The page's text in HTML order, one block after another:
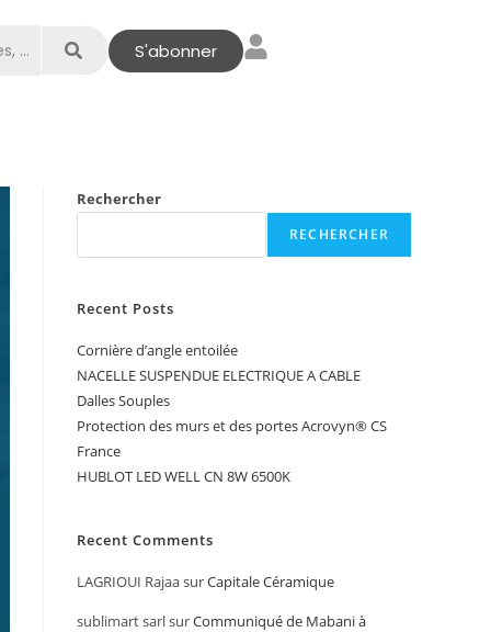
S'abonner
Rechercher
RECHERCHER
Recent Posts
Cornière d’angle entoilée
NACELLE SUSPENDUE ELECTRIQUE A CABLE
Dalles Souples
Protection des murs et des portes Acrovyn® CS
France
HUBLOT LED WELL CN 8W 6500K
Recent Comments
LAGRIOUI RajaasurCapitale Céramique
sublimart sarlsurCommuniqué de Mabani à